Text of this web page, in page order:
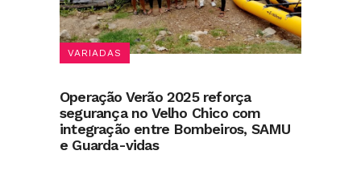
VARIADAS
Operação Verão 2025 reforça
segurança no Velho Chico com
integração entre Bombeiros, SAMU
e Guarda-vidas